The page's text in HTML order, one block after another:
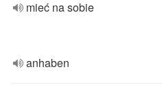
mieć na sobie
anhaben